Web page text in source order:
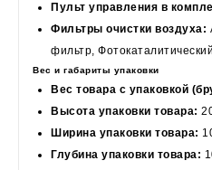
Пульт управления в
Фильтры очистки воздуха:
фильтр,
Вес и габариты упаковки
Вес товара с упаковкой
Высота упаковки товара:
Ширина упаковки товара:
Глубина упаковки товара: